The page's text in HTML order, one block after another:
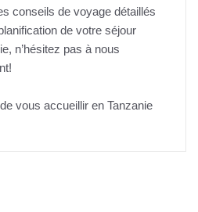
conseils de voyage détaillés
de votre séjour
n’hésitez pas à nous
vous accueillir en Tanzanie